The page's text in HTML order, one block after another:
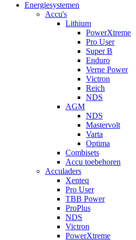
Energiesystemen
Accu's
Lithium
PowerXtreme
Pro User
Super B
Enduro
Verne Power
Victron
Reich
NDS
AGM
NDS
Mastervolt
Varta
Optima
Combisets
Accu toebehoren
Acculaders
Xenteq
Pro User
TBB Power
ProPlus
NDS
Victron
PowerXtreme